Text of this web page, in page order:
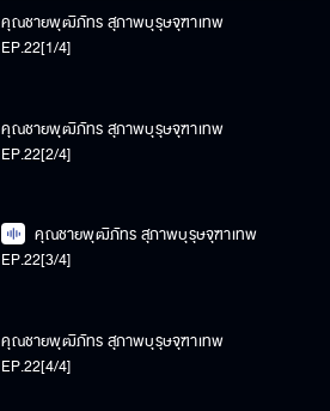
คุณชายพุฒิภัทร สุภาพบุรุษจุฑาเทพ
EP.22[1/4]
คุณชายพุฒิภัทร สุภาพบุรุษจุฑาเทพ
EP.22[2/4]
คุณชายพุฒิภัทร สุภาพบุรุษจุฑาเทพ
EP.22[3/4]
คุณชายพุฒิภัทร สุภาพบุรุษจุฑาเทพ
EP.22[4/4]